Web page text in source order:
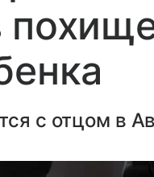
с отцом в